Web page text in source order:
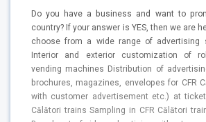
Do you have a business and want to
country? If your answer is YES, then we are
choose from a wide range of advertising
Interior and exterior customization of
vending machines Distribution of
brochures, magazines, envelopes for CFR
with customer advertisement etc.) at
Călători trains Sampling in CFR Călători